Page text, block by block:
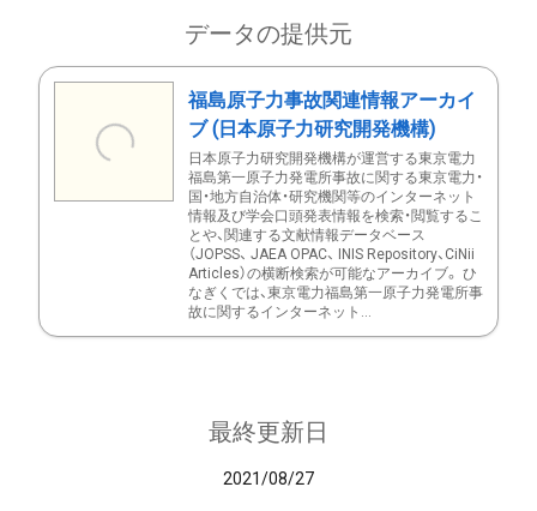
データの提供元
福島原子力事故関連情報アーカイ
ブ (日本原子力研究開発機構)
日本原子力研究開発機構が運営する東京電力
福島第一原子力発電所事故に関する東京電力・
国・地方自治体・研究機関等のインターネット
情報及び学会口頭発表情報を検索・閲覧するこ
とや、関連する文献情報データベース
（JOPSS、 JAEA OPAC、 INIS Repository、CiNii
Articles）の横断検索が可能なアーカイブ。 ひ
なぎくでは、東京電力福島第一原子力発電所事
故に関するインターネット...
最終更新日
2021/08/27